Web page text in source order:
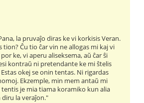
la pruvaĵo diras ke vi korkisis Veran.
tion? Ĉu tio ĉar vin ne allogas mi kaj vi
ke, vi aperu aliseksema, aŭ ĉar ŝi
kontraŭ ni pretendante ke mi ŝtelis
okej se onin tentas. Ni rigardas
Ekzemple, min mem antaŭ mi
je mia tiama koramiko kun alia
la veraĵon."